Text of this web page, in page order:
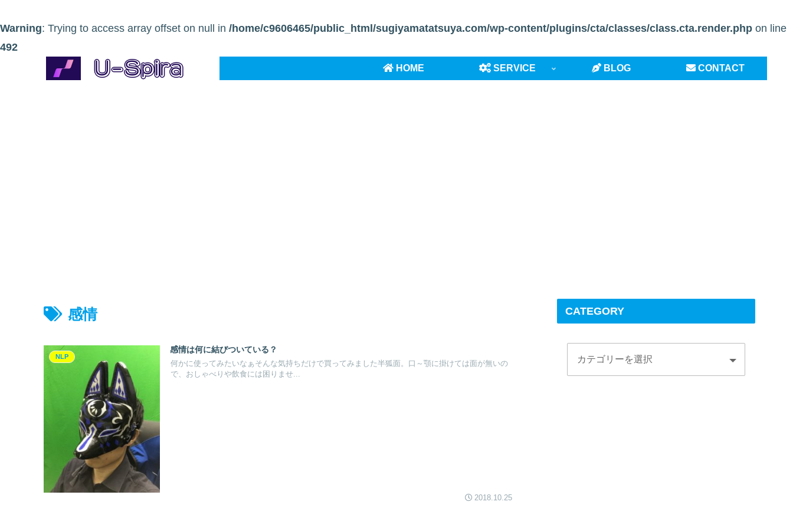
Warning: Trying to access array offset on null in /home/c9606465/public_html/sugiyamatatsuya.com/wp-content/plugins/cta/classes/class.cta.render.php on line
492
HOME SERVICE BLOG CONTACT
感情
NLP
感情は何に結びついている？
何かに使ってみたいなぁそんな気持ちだけで買ってみました半狐面。口～顎に掛けては面が無いの
で、おしゃべりや飲食には困りませ...
2018.10.25
CATEGORY